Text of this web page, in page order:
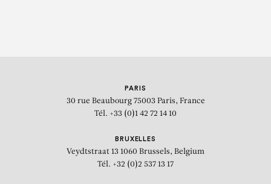
PARIS
30 rue Beaubourg 75003 Paris, France
Tél. +33 (0)1 42 72 14 10
BRUXELLES
Veydtstraat 13 1060 Brussels, Belgium
Tél. +32 (0)2 537 13 17